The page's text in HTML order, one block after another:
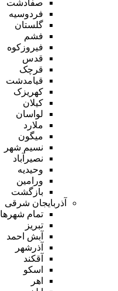
صفادشت
فردوسیه
گلستان
فشم
فیروزکوه
قدس
قرچک
قیامدشت
کهریزک
کیلان
لواسان
ملارد
میگون
نسیم شهر
نصیرآباد
وحیدیه
ورامین
بازگشت
آذربایجان شرقی
تمام شهر‌ها
تبریز
آبش احمد
آذرشهر
آقکند
اسکو
اهر